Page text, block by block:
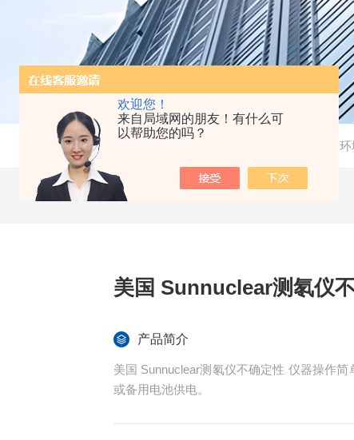
欢迎您！
来自局域网的朋友！有什么可
以帮助您的吗？
环
美国 Sunnuclear测氡仪
产品简介
美国 Sunnuclear测氡仪不确定性 仪器操作
或备用电池供电。